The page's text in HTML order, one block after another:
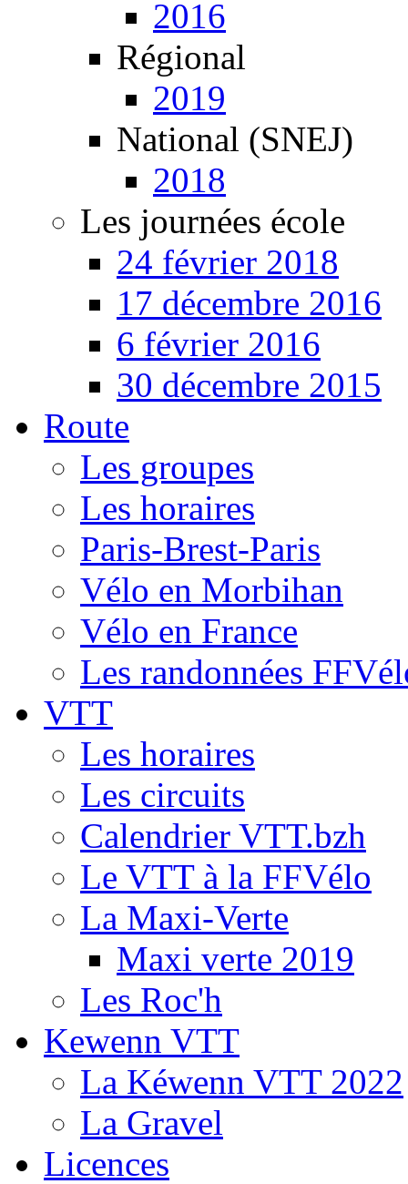
2016
Régional
2019
National (SNEJ)
2018
Les journées école
24 février 2018
17 décembre 2016
6 février 2016
30 décembre 2015
Route
Les groupes
Les horaires
Paris-Brest-Paris
Vélo en Morbihan
Vélo en France
Les randonnées
VTT
Les horaires
Les circuits
Calendrier VTT.bzh
Le VTT à la FFVélo
La Maxi-Verte
Maxi verte 2019
Les Roc'h
Kewenn VTT
La Kéwenn VTT 2022
La Gravel
Licences